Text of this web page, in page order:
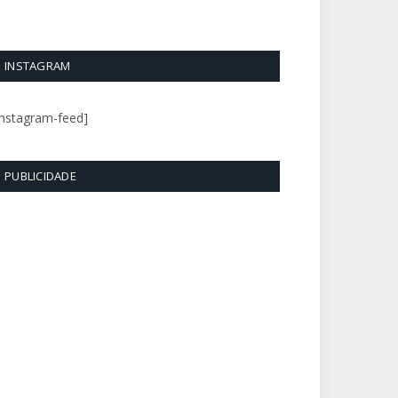
INSTAGRAM
feed]
PUBLICIDADE